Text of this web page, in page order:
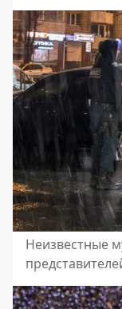
Неизвестные